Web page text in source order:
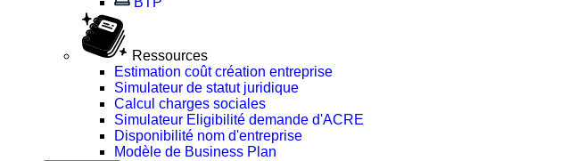
Ressources
Estimation coût création entreprise
Simulateur de statut juridique
Calcul charges sociales
Simulateur Eligibilité demande d'ACRE
Disponibilité nom d'entreprise
Modèle de Business Plan